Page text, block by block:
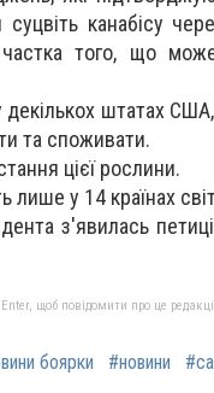
канабісу
того, що
штатах США,
та споживати.
цієї рослини.
лише у 14 країнах
з'явилась
щоб повідомити про це
боярки #новини